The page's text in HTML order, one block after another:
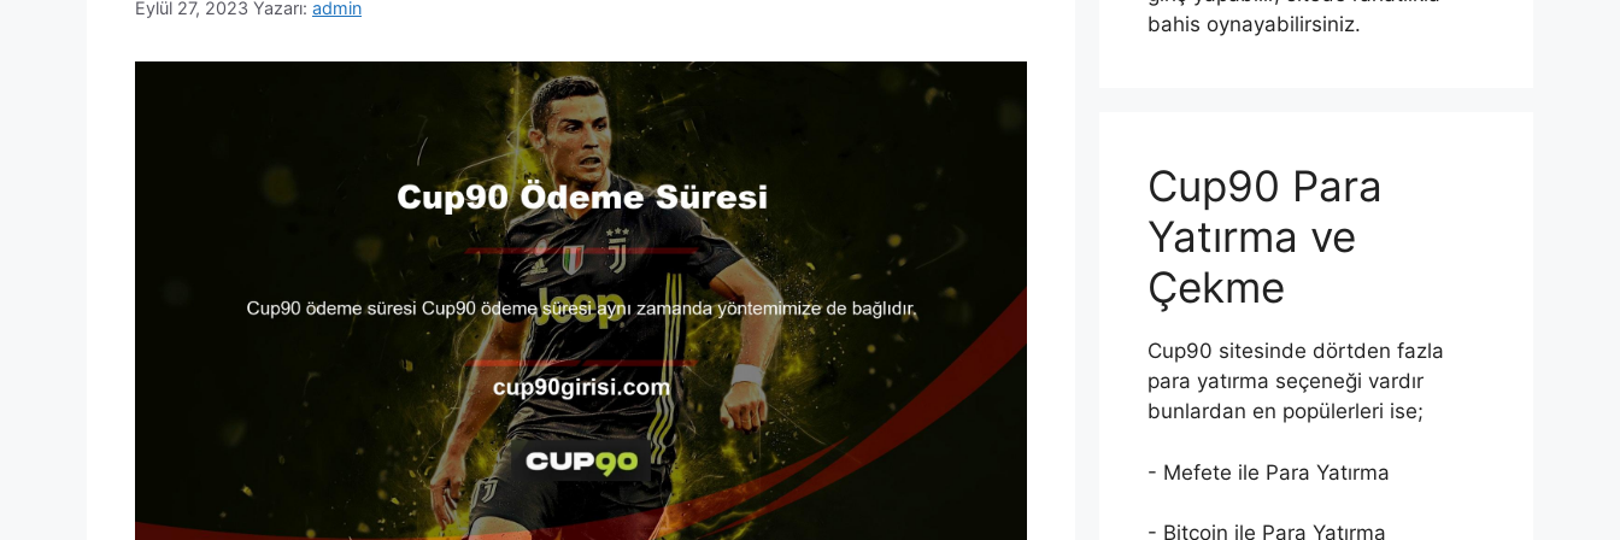
Eylül 27, 2023 Yazarı: admin
bahis oynayabilirsiniz.
Cup90 Para
Yatırma ve
Çekme
Cup90 sitesinde dörtden fazla
para yatırma seçeneği vardır
bunlardan en popülerleri ise;
- Mefete ile Para Yatırma
- Bitcoin ile Para Yatırma